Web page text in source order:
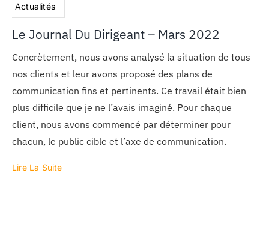
Actualités
Le Journal Du Dirigeant – Mars 2022
Concrètement, nous avons analysé la situation de tous
nos clients et leur avons proposé des plans de
communication fins et pertinents. Ce travail était bien
plus difficile que je ne l’avais imaginé. Pour chaque
client, nous avons commencé par déterminer pour
chacun, le public cible et l’axe de communication.
Lire La Suite